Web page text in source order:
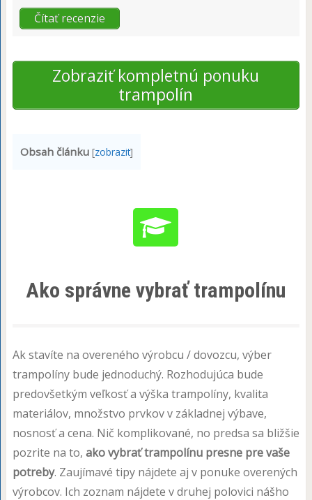
Čítať recenzie
Zobraziť kompletnú ponuku
trampolín
Obsah článku [zobrazit]
Ako správne vybrať trampolínu
Ak stavíte na overeného výrobcu / dovozcu, výber
trampolíny bude jednoduchý. Rozhodujúca bude
predovšetkým veľkosť a výška trampolíny, kvalita
materiálov, množstvo prvkov v základnej výbave,
nosnosť a cena. Nič komplikované, no predsa sa bližšie
pozrite na to, ako vybrať trampolínu presne pre vaše
potreby. Zaujímavé tipy nájdete aj v ponuke overených
výrobcov. Ich zoznam nájdete v druhej polovici nášho